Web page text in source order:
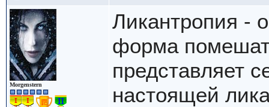
Morgenstern
Ликантропия -
форма
представляет
настоящей